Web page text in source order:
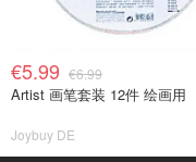
€5.99 €6.99
Artist 画笔套装 12件 绘画用
Joybuy DE